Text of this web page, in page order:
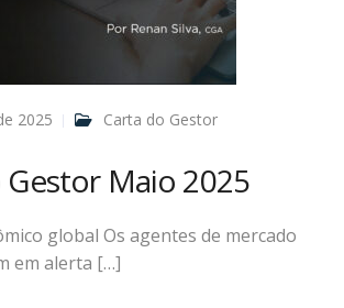
2025 Carta do Gestor
Gestor Maio 2025
global Os agentes de mercado
em alerta […]